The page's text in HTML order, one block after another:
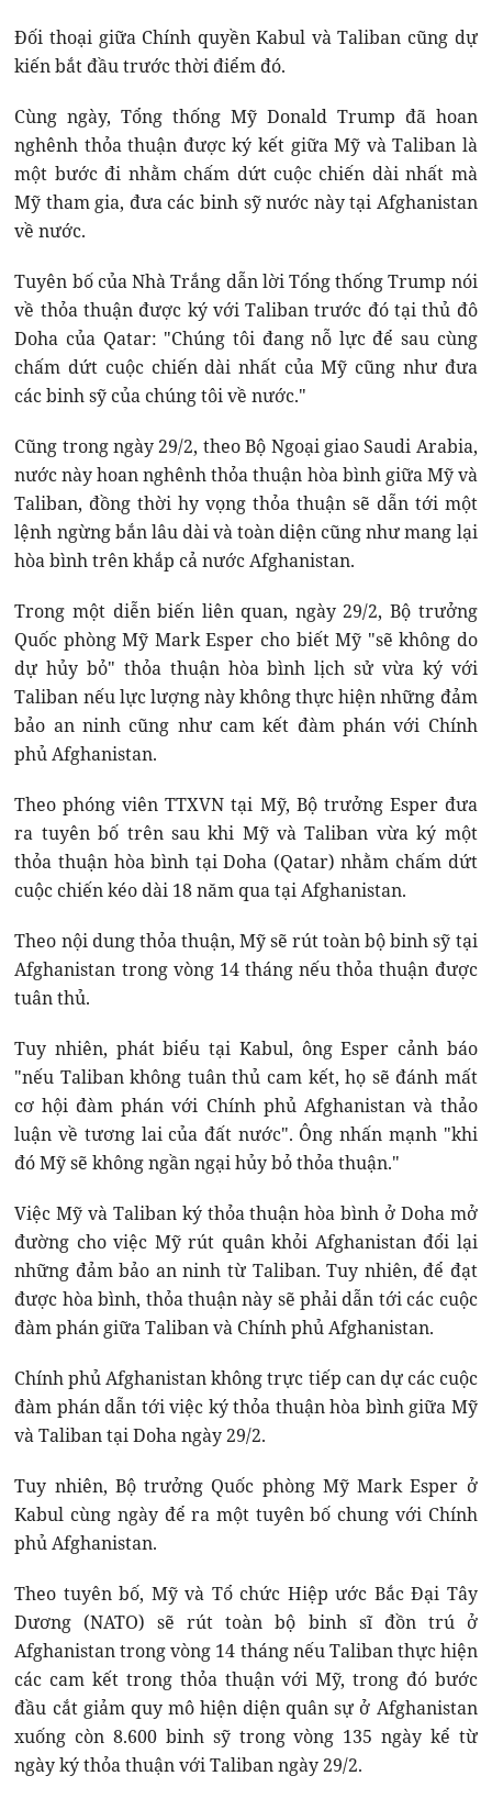
Đối thoại giữa Chính quyền Kabul và Taliban cũng dự
kiến bắt đầu trước thời điểm đó.
Cùng ngày, Tổng thống Mỹ Donald Trump đã hoan
nghênh thỏa thuận được ký kết giữa Mỹ và Taliban là
một bước đi nhằm chấm dứt cuộc chiến dài nhất mà
Mỹ tham gia, đưa các binh sỹ nước này tại Afghanistan
về nước.
Tuyên bố của Nhà Trắng dẫn lời Tổng thống Trump nói
về thỏa thuận được ký với Taliban trước đó tại thủ đô
Doha của Qatar: "Chúng tôi đang nỗ lực để sau cùng
chấm dứt cuộc chiến dài nhất của Mỹ cũng như đưa
các binh sỹ của chúng tôi về nước."
Cũng trong ngày 29/2, theo Bộ Ngoại giao Saudi Arabia,
nước này hoan nghênh thỏa thuận hòa bình giữa Mỹ và
Taliban, đồng thời hy vọng thỏa thuận sẽ dẫn tới một
lệnh ngừng bắn lâu dài và toàn diện cũng như mang lại
hòa bình trên khắp cả nước Afghanistan.
Trong một diễn biến liên quan, ngày 29/2, Bộ trưởng
Quốc phòng Mỹ Mark Esper cho biết Mỹ "sẽ không do
dự hủy bỏ" thỏa thuận hòa bình lịch sử vừa ký với
Taliban nếu lực lượng này không thực hiện những đảm
bảo an ninh cũng như cam kết đàm phán với Chính
phủ Afghanistan.
Theo phóng viên TTXVN tại Mỹ, Bộ trưởng Esper đưa
ra tuyên bố trên sau khi Mỹ và Taliban vừa ký một
thỏa thuận hòa bình tại Doha (Qatar) nhằm chấm dứt
cuộc chiến kéo dài 18 năm qua tại Afghanistan.
Theo nội dung thỏa thuận, Mỹ sẽ rút toàn bộ binh sỹ tại
Afghanistan trong vòng 14 tháng nếu thỏa thuận được
tuân thủ.
Tuy nhiên, phát biểu tại Kabul, ông Esper cảnh báo
"nếu Taliban không tuân thủ cam kết, họ sẽ đánh mất
cơ hội đàm phán với Chính phủ Afghanistan và thảo
luận về tương lai của đất nước". Ông nhấn mạnh "khi
đó Mỹ sẽ không ngần ngại hủy bỏ thỏa thuận."
Việc Mỹ và Taliban ký thỏa thuận hòa bình ở Doha mở
đường cho việc Mỹ rút quân khỏi Afghanistan đổi lại
những đảm bảo an ninh từ Taliban. Tuy nhiên, để đạt
được hòa bình, thỏa thuận này sẽ phải dẫn tới các cuộc
đàm phán giữa Taliban và Chính phủ Afghanistan.
Chính phủ Afghanistan không trực tiếp can dự các cuộc
đàm phán dẫn tới việc ký thỏa thuận hòa bình giữa Mỹ
và Taliban tại Doha ngày 29/2.
Tuy nhiên, Bộ trưởng Quốc phòng Mỹ Mark Esper ở
Kabul cùng ngày để ra một tuyên bố chung với Chính
phủ Afghanistan.
Theo tuyên bố, Mỹ và Tổ chức Hiệp ước Bắc Đại Tây
Dương (NATO) sẽ rút toàn bộ binh sĩ đồn trú ở
Afghanistan trong vòng 14 tháng nếu Taliban thực hiện
các cam kết trong thỏa thuận với Mỹ, trong đó bước
đầu cắt giảm quy mô hiện diện quân sự ở Afghanistan
xuống còn 8.600 binh sỹ trong vòng 135 ngày kể từ
ngày ký thỏa thuận với Taliban ngày 29/2.